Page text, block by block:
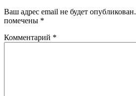
Ваш адрес email не будет опубликован.
помечены *
Комментарий *